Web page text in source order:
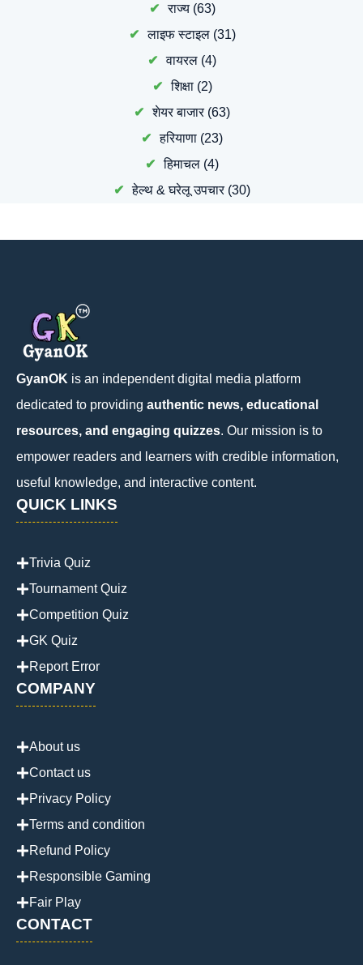
राज्य(63)
लाइफ स्टाइल(31)
वायरल (4)
शिक्षा(2)
शेयर बाजार(63)
हरियाणा (23)
हिमाचल (4)
हेल्थ & घरेलू उपचार(30)
GyanOK is an independent digital media platform
dedicated to providing authentic news, educational
resources, and engaging quizzes. Our mission is to
empower readers and learners with credible information,
useful knowledge, and interactive content.
QUICK LINKS
Trivia Quiz
Tournament Quiz
Competition Quiz
GK Quiz
Report Error
COMPANY
About us
Contact us
Privacy Policy
Terms and condition
Refund Policy
Responsible Gaming
Fair Play
CONTACT